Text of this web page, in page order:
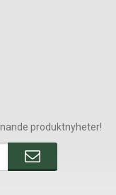
produktnyheter!